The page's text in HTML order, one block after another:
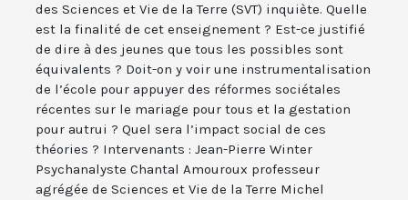
des Sciences et Vie de la Terre (SVT) inquiète. Quelle
est la finalité de cet enseignement ? Est-ce justifié
de dire à des jeunes que tous les possibles sont
équivalents ? Doit-on y voir une instrumentalisation
de l’école pour appuyer des réformes sociétales
récentes sur le mariage pour tous et la gestation
pour autrui ? Quel sera l’impact social de ces
théories ? Intervenants : Jean-Pierre Winter
Psychanalyste Chantal Amouroux professeur
agrégée de Sciences et Vie de la Terre Michel